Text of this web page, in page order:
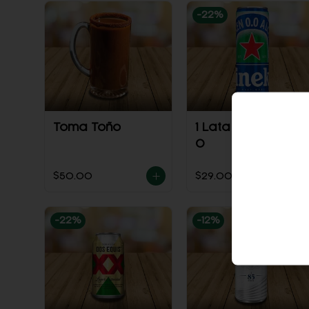
Toma Toño
$50.00
-22%
1 Lata Heineken
0
$29.00
-22% -12%